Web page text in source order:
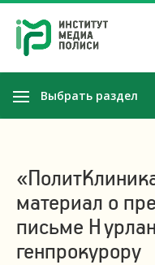
Выбрать раздел
материал о
письме
генпрокурору